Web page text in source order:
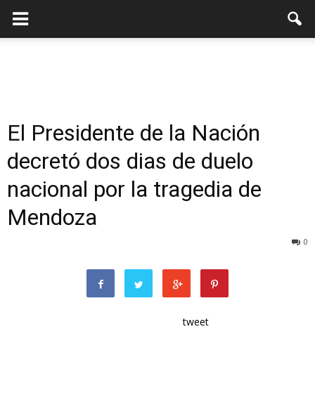
El Presidente de la Nación
decretó dos dias de duelo
nacional por la tragedia de
Mendoza
0
tweet